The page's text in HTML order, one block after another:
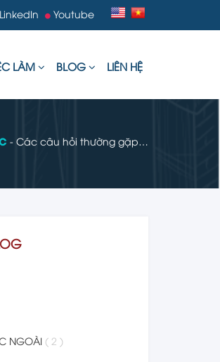
LinkedIn Youtube
LÀM BLOG LIÊN HỆ
- Các câu hỏi thường gặp…
NGOÀI ( 2 )